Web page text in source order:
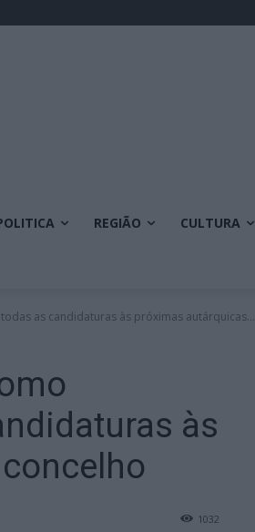
REGIÃO CULTURA
as candidaturas às próximas autárquicas...
às
1032